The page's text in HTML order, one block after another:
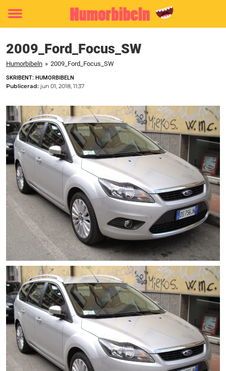
Toggle
2009_Ford_Focus_SW
Humorbibeln » 2009_Ford_Focus_SW
SKRIBENT: HUMORBIBELN
Publicerad: jun 01, 2018, 11:37